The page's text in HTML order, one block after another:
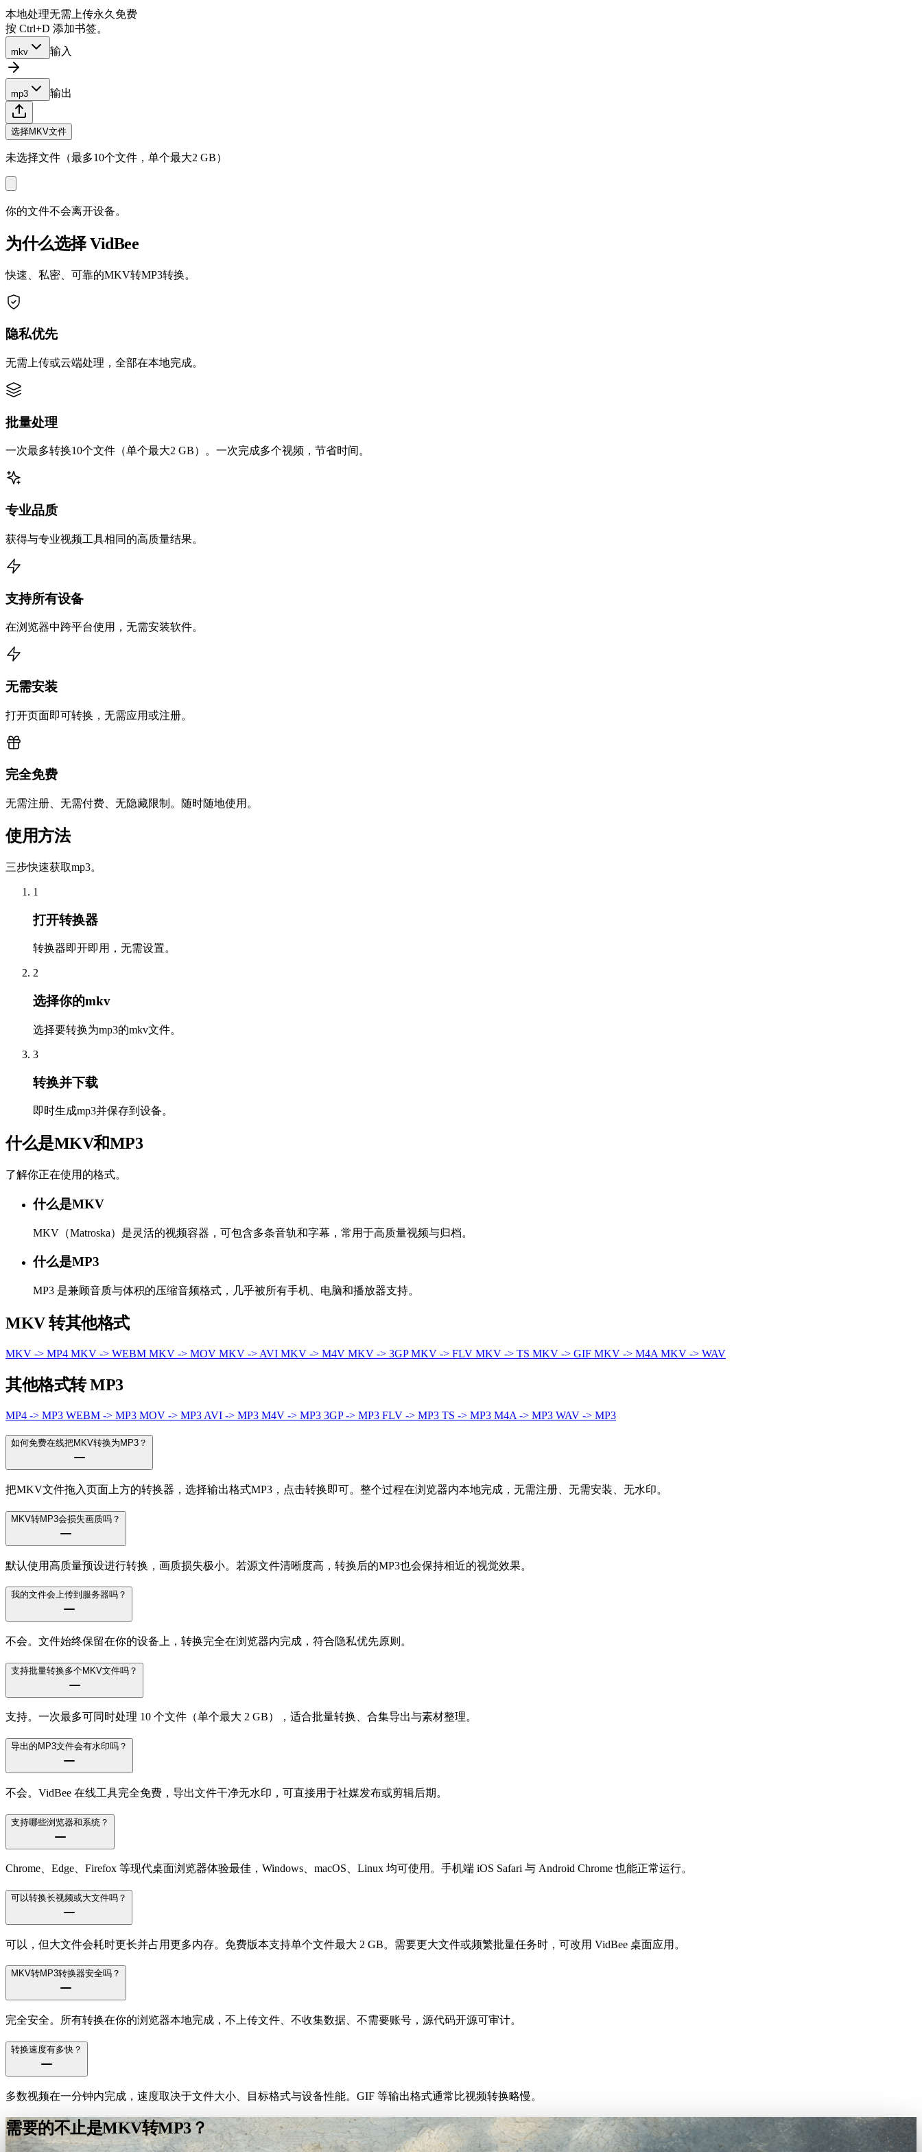
本地处理无需上传永久免费
按 Ctrl+D 添加书签。
mkv 输入
mp3 输出
选择MKV文件
未选择文件（最多10个文件，单个最大2 GB）
你的文件不会离开设备。
为什么选择 VidBee
快速、私密、可靠的MKV转MP3转换。
隐私优先
无需上传或云端处理，全部在本地完成。
批量处理
一次最多转换10个文件（单个最大2 GB）。一次完成多个视频，节省时间。
专业品质
获得与专业视频工具相同的高质量结果。
支持所有设备
在浏览器中跨平台使用，无需安装软件。
无需安装
打开页面即可转换，无需应用或注册。
完全免费
无需注册、无需付费、无隐藏限制。随时随地使用。
使用方法
三步快速获取mp3。
1
打开转换器
转换器即开即用，无需设置。
2
选择你的mkv
选择要转换为mp3的mkv文件。
3
转换并下载
即时生成mp3并保存到设备。
什么是MKV和MP3
了解你正在使用的格式。
什么是MKV
MKV（Matroska）是灵活的视频容器，可包含多条音轨和字幕，常用于高质量视频与归档。
什么是MP3
MP3 是兼顾音质与体积的压缩音频格式，几乎被所有手机、电脑和播放器支持。
MKV 转其他格式
MKV -> MP4 MKV -> WEBM MKV -> MOV MKV -> AVI MKV -> M4V MKV -> 3GPMKV -> FLV MKV -> TS MKV -> GIF MKV -> M4A MKV -> WAV
其他格式转 MP3
MP4 -> MP3 WEBM -> MP3 MOV -> MP3 AVI -> MP3 M4V -> MP3 3GP -> MP3 FLV -> MP3 TS -> MP3 M4A -> MP3 WAV -> MP3
如何免费在线把MKV转换为MP3？
把MKV文件拖入页面上方的转换器，选择输出格式MP3，点击转换即可。整个过程在浏览器内本地完成，无需注册、无需安装、无水印。
MKV转MP3会损失画质吗？
默认使用高质量预设进行转换，画质损失极小。若源文件清晰度高，转换后的MP3也会保持相近的视觉效果。
我的文件会上传到服务器吗？
不会。文件始终保留在你的设备上，转换完全在浏览器内完成，符合隐私优先原则。
支持批量转换多个MKV文件吗？
支持。一次最多可同时处理 10 个文件（单个最大 2 GB），适合批量转换、合集导出与素材整理。
导出的MP3文件会有水印吗？
不会。VidBee 在线工具完全免费，导出文件干净无水印，可直接用于社媒发布或剪辑后期。
支持哪些浏览器和系统？
Chrome、Edge、Firefox 等现代桌面浏览器体验最佳，Windows、macOS、Linux 均可使用。手机端 iOS Safari 与 Android Chrome 也能正常运行。
可以转换长视频或大文件吗？
可以，但大文件会耗时更长并占用更多内存。免费版本支持单个文件最大 2 GB。需要更大文件或频繁批量任务时，可改用 VidBee 桌面应用。
MKV转MP3转换器安全吗？
完全安全。所有转换在你的浏览器本地完成，不上传文件、不收集数据、不需要账号，源代码开源可审计。
转换速度有多快？
多数视频在一分钟内完成，速度取决于文件大小、目标格式与设备性能。GIF 等输出格式通常比视频转换略慢。
需要的不止是MKV转MP3？